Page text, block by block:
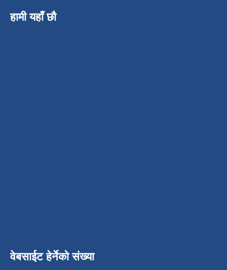
हामी यहाँ छौ
वेबसाईट हेर्नेको संख्या